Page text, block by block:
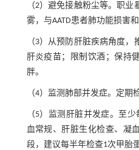
（2）避免接触粉尘等。职
雾，与AATD患者肺功能损害
（3）从预防肝脏疾病角度
肝炎疫苗；限制饮酒；保持
胖。
（4）监测肺部并发症。定期
（5）监测肝脏并发症。至
血常规、肝脏生化检查、凝
段，建议每半年检查1次甲胎